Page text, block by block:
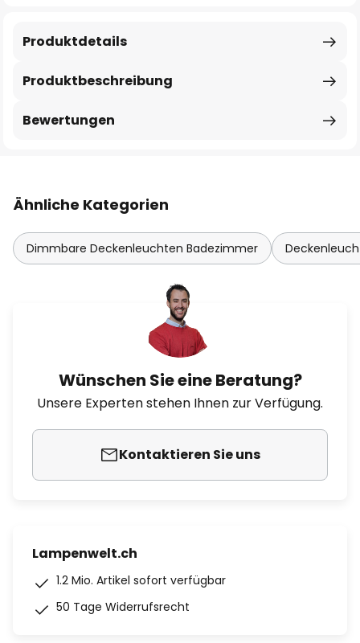
Produktbeschreibung
Produktdetails
Bewertungen
Ähnliche Kategorien
Dimmbare Deckenleuchten Badezimmer
Wünschen Sie eine Beratung?
Unsere Experten stehen Ihnen zur Verfügung.
Kontaktieren Sie uns
Lampenwelt.ch
1.2 Mio. Artikel sofort verfügbar
50 Tage Widerrufsrecht